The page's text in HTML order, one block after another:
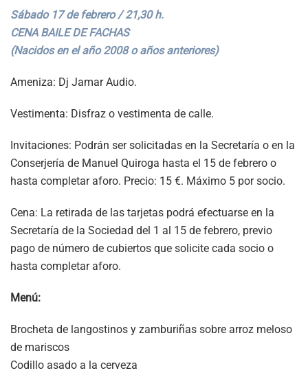
Sábado 17 de febrero / 21,30 h.
CENA BAILE DE FACHAS
(Nacidos en el año 2008 o años anteriores)
Ameniza: Dj Jamar Audio.
Vestimenta: Disfraz o vestimenta de calle.
Invitaciones: Podrán ser solicitadas en la Secretaría o en la
Conserjería de Manuel Quiroga hasta el 15 de febrero o
hasta completar aforo. Precio: 15 €. Máximo 5 por socio.
Cena: La retirada de las tarjetas podrá efectuarse en la
Secretaría de la Sociedad del 1 al 15 de febrero, previo
pago de número de cubiertos que solicite cada socio o
hasta completar aforo.
Menú:
Brocheta de langostinos y zamburiñas sobre arroz meloso
de mariscos
Codillo asado a la cerveza